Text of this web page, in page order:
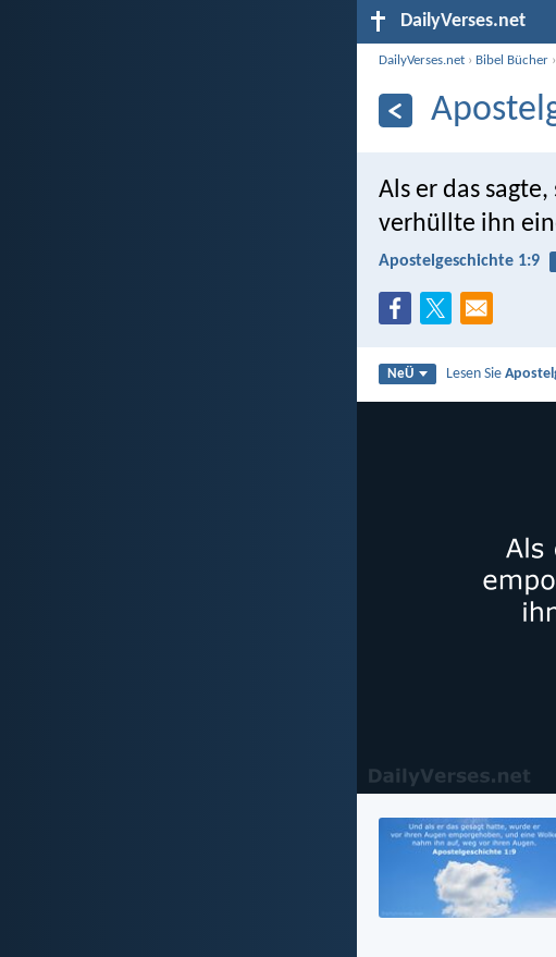
DailyVerses.net
DailyVerses.net › Bibel Bücher
Als er das
verhüllte ihn
Apostelgeschichte 1:9
NeÜ Lesen Sie